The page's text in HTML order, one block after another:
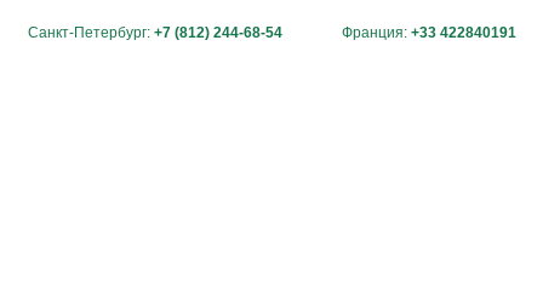
Санкт-Петербург: +7 (812) 244-68-54 Франция: +33 422840191